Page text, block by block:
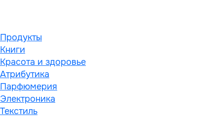
Продукты
Книги
Красота и здоровье
Атрибутика
Парфюмерия
Электроника
Текстиль